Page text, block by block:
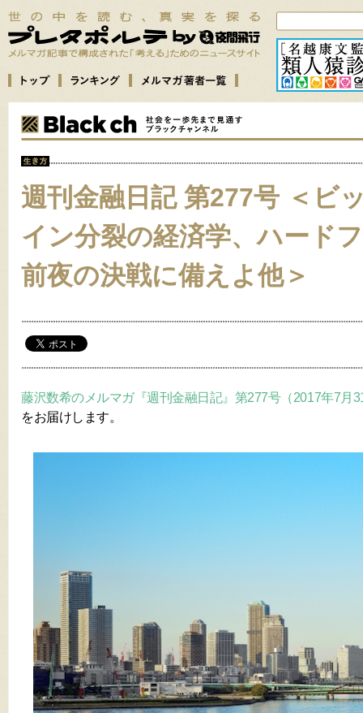
週刊金融日記 第277号 ＜ビ
イン分裂の経済学、ハード
前夜の決戦に備えよ他＞
藤沢数希のメルマガ『週刊金融日記』第277号（2017年7月
をお届けします。